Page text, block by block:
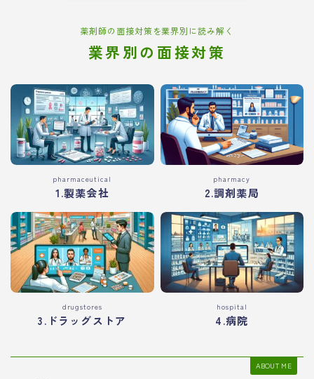
薬剤師の面接対策を業界別に読み解く
業界別の面接対策
pharmaceutical
1.製薬会社
pharmacy
2.調剤薬局
drugstores
3.ドラッグストア
hospital
4.病院
ABOUT ME